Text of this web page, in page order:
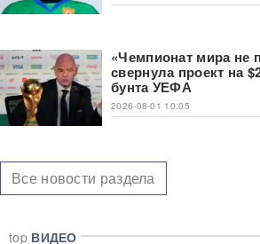
«Чемпионат мира
свернула проект на
бунта УЕФА
2026-08-01 10:05
Все новости раздела
top ВИДЕО